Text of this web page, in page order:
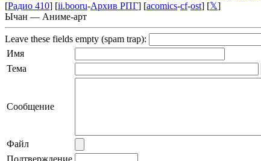
[Радио 410] [ii.booru-Архив РПГ] [acomics-cf-ost] [𝕏]
Ычан — Аниме-арт
Leave these fields empty (spam trap):
Имя
Тема
Сообщение
Файл
Подтверждение